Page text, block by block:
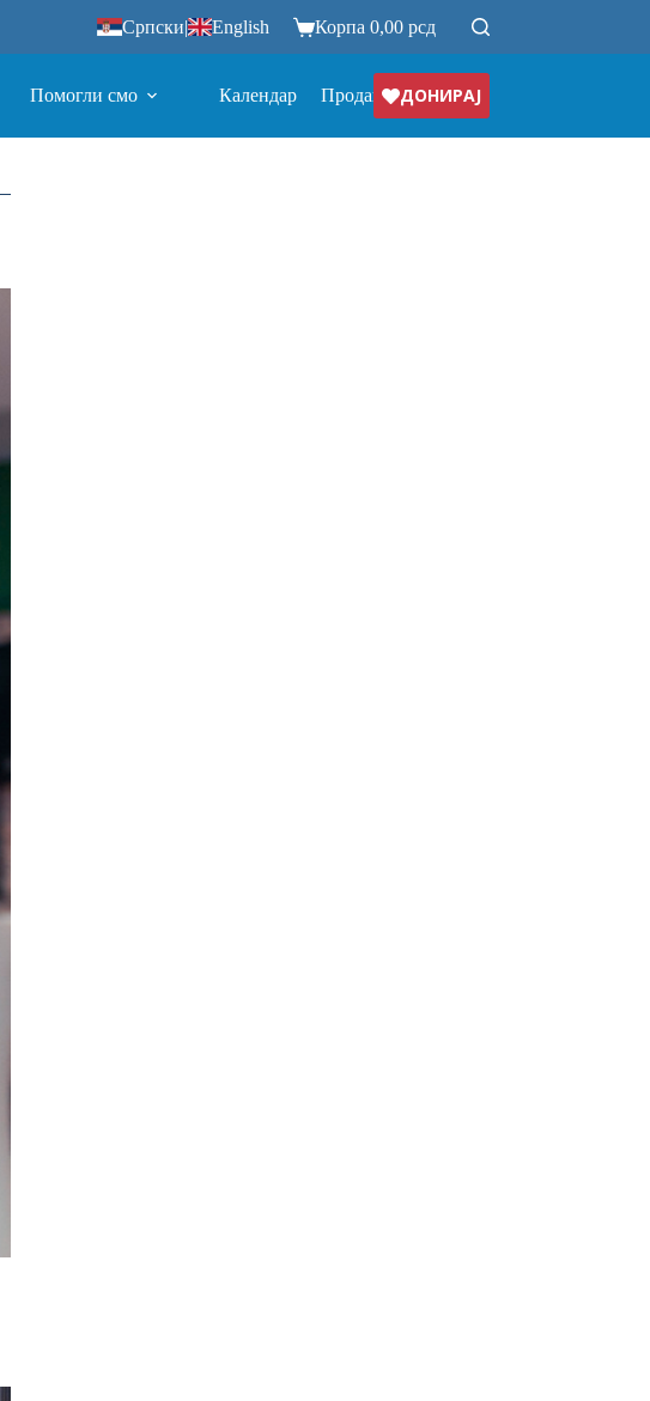
Српски| English Корпа 0,00 рсд
Помогли смо Календар ПродавницаДОНИРАЈ